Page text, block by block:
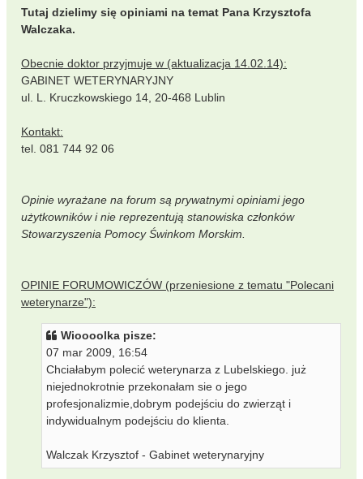
s
t
Tutaj dzielimy się opiniami na temat Pana Krzysztofa
Walczaka.
Obecnie doktor przyjmuje w (aktualizacja 14.02.14):
GABINET WETERYNARYJNY
ul. L. Kruczkowskiego 14, 20-468 Lublin
Kontakt:
tel. 081 744 92 06
Opinie wyrażane na forum są prywatnymi opiniami jego
użytkowników i nie reprezentują stanowiska członków
Stowarzyszenia Pomocy Świnkom Morskim.
OPINIE FORUMOWICZÓW (przeniesione z tematu "Polecani
weterynarze"):
Wioooolka pisze:
07 mar 2009, 16:54
Chciałabym polecić weterynarza z Lubelskiego. już
niejednokrotnie przekonałam sie o jego
profesjonalizmie,dobrym podejściu do zwierząt i
indywidualnym podejściu do klienta.
Walczak Krzysztof - Gabinet weterynaryjny